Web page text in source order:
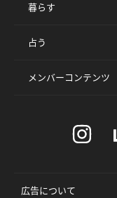
暮らす
占う
メンバーコンテンツ
広告について